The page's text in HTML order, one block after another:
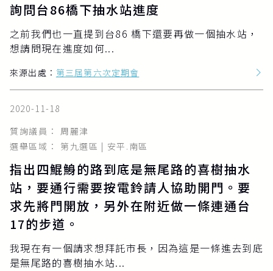
詢問台86橋下抽水站進度
之前我們也一直提到台86 橋下還要再做一個抽水站，
想請問現在進度如何...
來源出處： 第三屆第六次定期會
2020-11-18
質詢議員： 周麗津
選舉區域： 第九選區 | 安平.南區
指出四鯤鯓的路到底是無尾路的喜樹抽水
站，要通行需要按電鈴請人協助開門。要
求先將門開放，另外在附近做一條連通台
17的步道。
我現在有一個請求想拜託市長，因為這是一條進去到底
是無尾路的喜樹抽水站...